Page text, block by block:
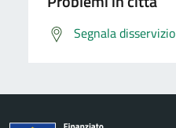
Segnala disservizio